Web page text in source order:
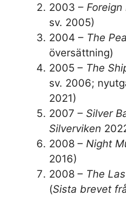
2003 – Foreign
sv. 2005)
2004 – The
översättning)
2005 – The
sv. 2006;
2021)
2007 – Silver
Silverviken
2008 – Night
2016)
2008 – The
(Sista brevet